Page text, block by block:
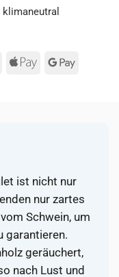
klimaneutral
MasterCard
Apple Google
ist nicht nur
nur zartes
Schwein, um
garantieren.
geräuchert,
nach Lust und